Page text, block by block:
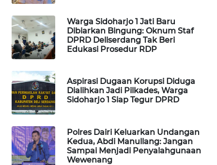
Warga Sidoharjo 1 Jati Baru
Dibiarkan Bingung: Oknum Staf
DPRD Deliserdang Tak Beri
Edukasi Prosedur RDP
Aspirasi Dugaan Korupsi Diduga
Dialihkan Jadi Pilkades, Warga
Sidoharjo 1 Siap Tegur DPRD
Polres Dairi Keluarkan Undangan
Kedua, Abdi Manullang: Jangan
Sampai Menjadi Penyalahgunaan
Wewenang
SITUNGIR
NEWS
SIDIKALANG
SIBARAGAS
NEWS
METRO
SIANTAR
NEWS